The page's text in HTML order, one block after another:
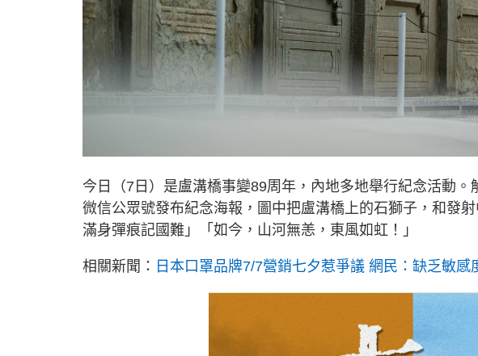
今日（7日）是盧溝橋事變89周年，內地多地舉行紀念活動
微信公眾號發布紀念海報，圖中把盧溝橋上的石獅子，和發
滿身彈痕記國難」「如今，山河無恙，東風如虹！」
相關新聞： 日本口罩品牌7/7營銷七夕惹爭議 網民：缺乏敏感